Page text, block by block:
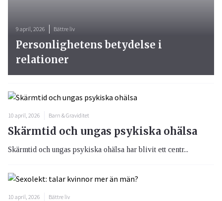
10 april, 2026 Barn & Graviditet
Skärmtid och ungas psykiska ohälsa
Skärmtid och ungas psykiska ohälsa har blivit ett centr...
10 april, 2026 Bättre liv
9 april, 2026 Bättre liv
Personlighetens betydelse i
relationer